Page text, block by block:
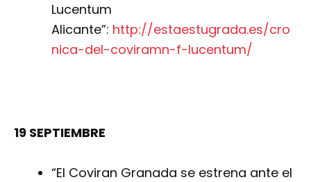
Lucentum
Alicante”: http://estaestugrada.es/cro
nica-del-coviramn-f-lucentum/
19 SEPTIEMBRE
“El Coviran Granada se estrena ante el